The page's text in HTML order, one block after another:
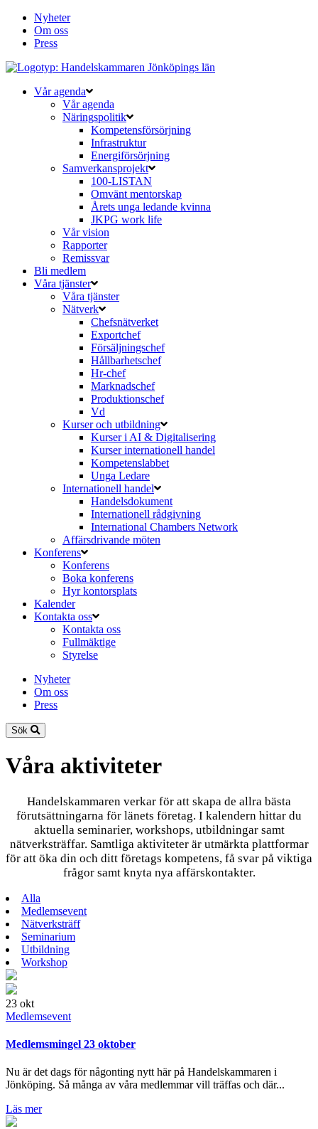
Nyheter
Om oss
Press
Vår agenda
Vår agenda
Näringspolitik
Kompetensförsörjning
Infrastruktur
Energiförsörjning
Samverkansprojekt
100-LISTAN
Omvänt mentorskap
Årets unga ledande kvinna
JKPG work life
Vår vision
Rapporter
Remissvar
Bli medlem
Våra tjänster
Våra tjänster
Nätverk
Chefsnätverket
Exportchef
Försäljningschef
Hållbarhetschef
Hr-chef
Marknadschef
Produktionschef
Vd
Kurser och utbildning
Kurser i AI & Digitalisering
Kurser internationell handel
Kompetenslabbet
Unga Ledare
Internationell handel
Handelsdokument
Internationell rådgivning
International Chambers Network
Affärsdrivande möten
Konferens
Konferens
Boka konferens
Hyr kontorsplats
Kalender
Kontakta oss
Kontakta oss
Fullmäktige
Styrelse
Nyheter
Om oss
Press
Sök
Våra aktiviteter
Handelskammaren verkar för att skapa de allra bästa
förutsättningarna för länets företag. I kalendern hittar du
aktuella seminarier, workshops, utbildningar samt
nätverksträffar. Samtliga aktiviteter är utmärkta plattformar
för att öka din och ditt företags kompetens, få svar på viktiga
frågor samt knyta nya affärskontakter.
Alla
Medlemsevent
Nätverksträff
Seminarium
Utbildning
Workshop
23 okt
Medlemsevent
Medlemsmingel 23 oktober
Nu är det dags för någonting nytt här på Handelskammaren i
Jönköping. Så många av våra medlemmar vill träffas och där...
Läs mer